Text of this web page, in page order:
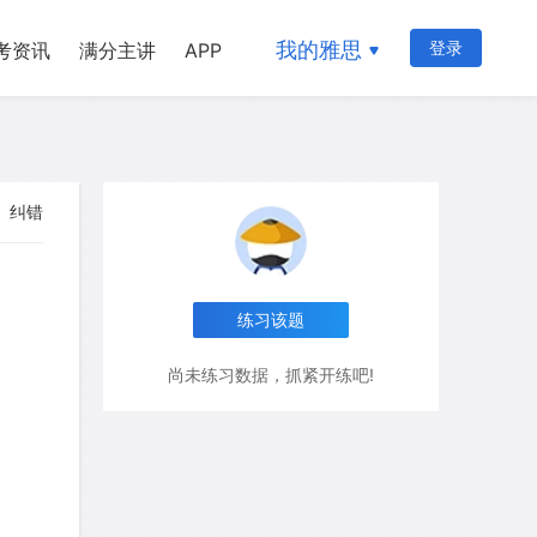
资讯 满分主讲 APP 我的雅思 登录
纠错
练习该题
尚未练习数据，抓紧开练吧!